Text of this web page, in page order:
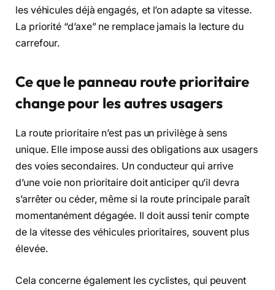
les véhicules déjà engagés, et l’on adapte sa vitesse.
La priorité “d’axe” ne remplace jamais la lecture du
carrefour.
Ce que le panneau route prioritaire
change pour les autres usagers
La route prioritaire n’est pas un privilège à sens
unique. Elle impose aussi des obligations aux usagers
des voies secondaires. Un conducteur qui arrive
d’une voie non prioritaire doit anticiper qu’il devra
s’arrêter ou céder, même si la route principale paraît
momentanément dégagée. Il doit aussi tenir compte
de la vitesse des véhicules prioritaires, souvent plus
élevée.
Cela concerne également les cyclistes, qui peuvent